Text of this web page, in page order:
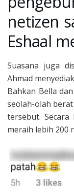
netizen
Eshaal
Suasana juga
Ahmad
Bahkan Bella
seolah-olah berat
tersebut.
meraih lebih 200